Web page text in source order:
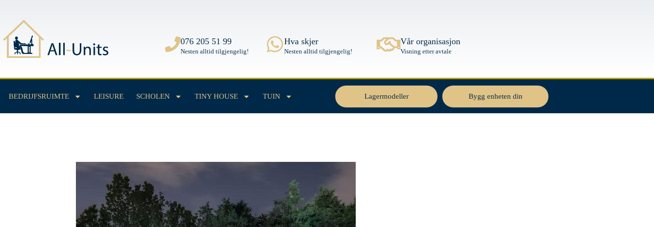
076 205 51 99
Nesten alltid tilgjengelig!
Hva skjer
Nesten alltid tilgjengelig!
Vår organisasjon
Visning etter avtale
BEDRIJFSRUIMTE LEISURE SCHOLEN TINY HOUSE TUIN Lagermodeller Bygg enheten din